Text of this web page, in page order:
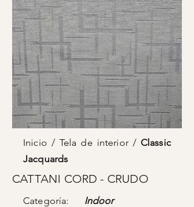
Inicio / Tela de interior / Classic
Jacquards
CATTANI CORD - CRUDO
Categoría: Indoor